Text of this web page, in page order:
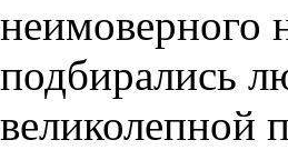
неимоверного
подбирались
великолепной